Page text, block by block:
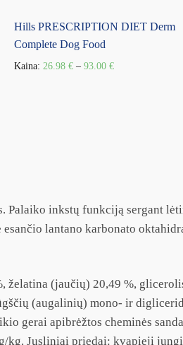
Hills PRESCRIPTION DIET Derm
Complete Dog Food
Kaina: 26.98 €– 93.00 €
Palaiko inkstų funkciją sergant
lantano karbonato
želatina (jaučių) 20,49 %,
(augalinių) mono- ir
gerai apibrėžtos cheminės
kg. Jusliniai priedai: kvapieji